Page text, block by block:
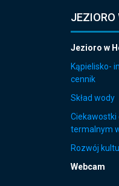
JEZIORO
Jezioro w
Kąpielisko-
cennik
Skład wody
Ciekawostki
termalnym
Rozwój
Webcam